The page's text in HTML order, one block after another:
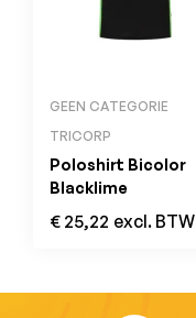
GEEN CATEGORIE
TRICORP
Poloshirt Bicolor
Blacklime
€ 25,22 excl. BTW